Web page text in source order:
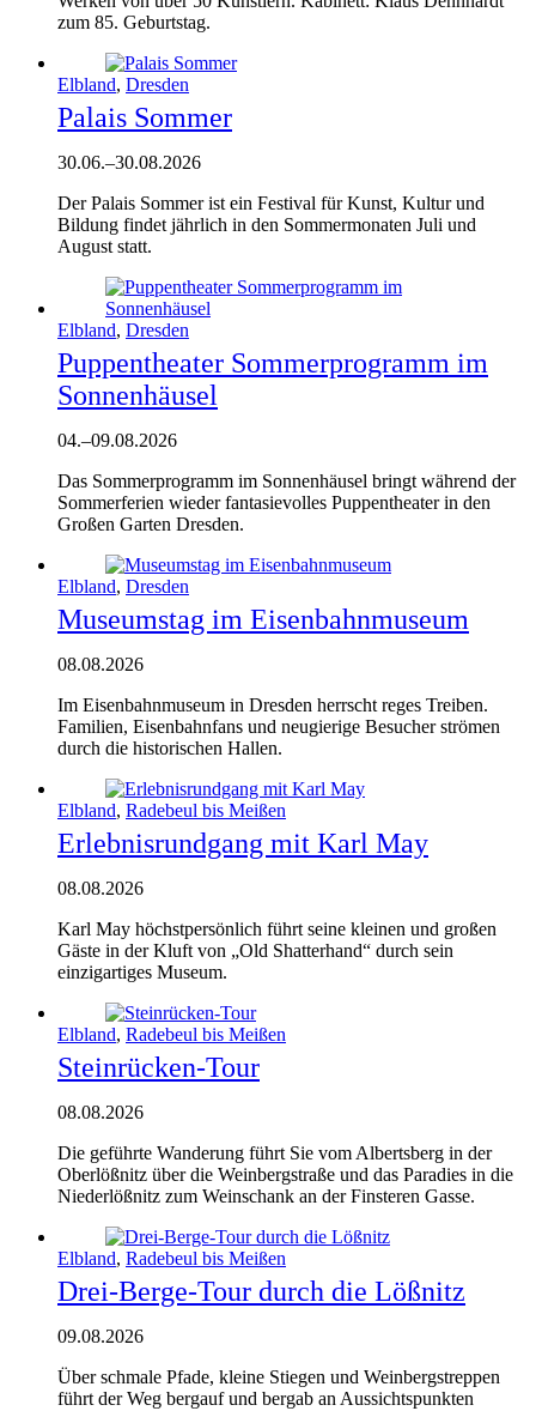
zum 85. Geburtstag.
Elbland, Dresden
Palais Sommer
30.06.–30.08.2026
Der Palais Sommer ist ein Festival für Kunst, Kultur und
Bildung findet jährlich in den Sommermonaten Juli und
August statt.
Elbland, Dresden
Puppentheater Sommerprogramm im
Sonnenhäusel
04.–09.08.2026
Das Sommerprogramm im Sonnenhäusel bringt während der
Sommerferien wieder fantasievolles Puppentheater in den
Großen Garten Dresden.
Elbland, Dresden
Museumstag im Eisenbahnmuseum
08.08.2026
Im Eisenbahnmuseum in Dresden herrscht reges Treiben.
Familien, Eisenbahnfans und neugierige Besucher strömen
durch die historischen Hallen.
Elbland, Radebeul bis Meißen
Erlebnisrundgang mit Karl May
08.08.2026
Karl May höchstpersönlich führt seine kleinen und großen
Gäste in der Kluft von „Old Shatterhand“ durch sein
einzigartiges Museum.
Elbland, Radebeul bis Meißen
Steinrücken-Tour
08.08.2026
Die geführ­te Wan­de­rung führt Sie vom Alberts­berg in der
Ober­löß­nitz über die Wein­berg­stra­ße und das Para­dies in die
Nie­der­löß­nitz zum Wein­schank an der Fins­te­ren Gasse.
Elbland, Radebeul bis Meißen
Drei-Berge-Tour durch die Lößnitz
09.08.2026
Über schmale Pfade, kleine Stiegen und Weinbergstreppen
führt der Weg bergauf und bergab an Aussichtspunkten